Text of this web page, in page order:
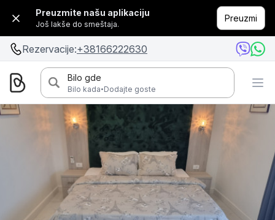
Preuzmite našu aplikaciju
Još lakše do smeštaja.
Preuzmi
Rezervacije:+38166222630
Bilo gde
Bilo kada·Dodajte goste